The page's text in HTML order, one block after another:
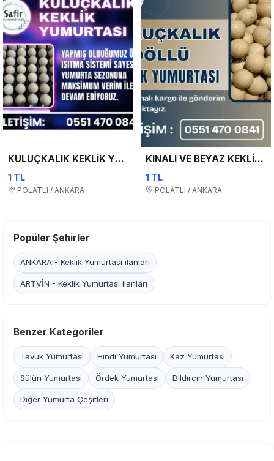
KULUÇKALIK KEKLİK YUMURTASI !!
1 TL
POLATLI / ANKARA
KINALI VE BEYAZ KEKLİK YUMURTALARI – HER İLE GÖNDERİM
1 TL
POLATLI / ANKARA
Popüler Şehirler
ANKARA - Keklik Yumurtası ilanları
ARTVİN - Keklik Yumurtası ilanları
Benzer Kategoriler
Tavuk Yumurtası Hindi Yumurtası Kaz Yumurtası
Sülün Yumurtası Ördek Yumurtası Bıldırcın Yumurtası
Diğer Yumurta Çeşitleri